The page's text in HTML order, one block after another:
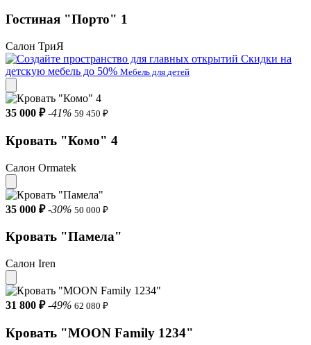
Гостиная "Порто" 1
Салон ТриЯ
Скидки на
детскую мебель до 50% Мебель для детей
35 000 ₽ -41% 59 450 ₽
Кровать "Комо" 4
Салон Ormatek
35 000 ₽ -30% 50 000 ₽
Кровать "Памела"
Салон Iren
31 800 ₽ -49% 62 080 ₽
Кровать "MOON Family 1234"